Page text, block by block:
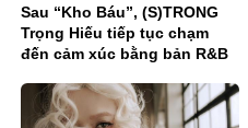
Sau “Kho Báu”, (S)TRONG
Trọng Hiếu tiếp tục chạm
đến cảm xúc bằng bản R&B